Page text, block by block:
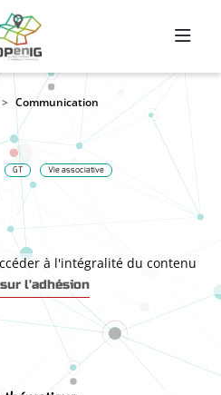
Communication
GT Vie associative
à l'intégralité du contenu
l'adhésion